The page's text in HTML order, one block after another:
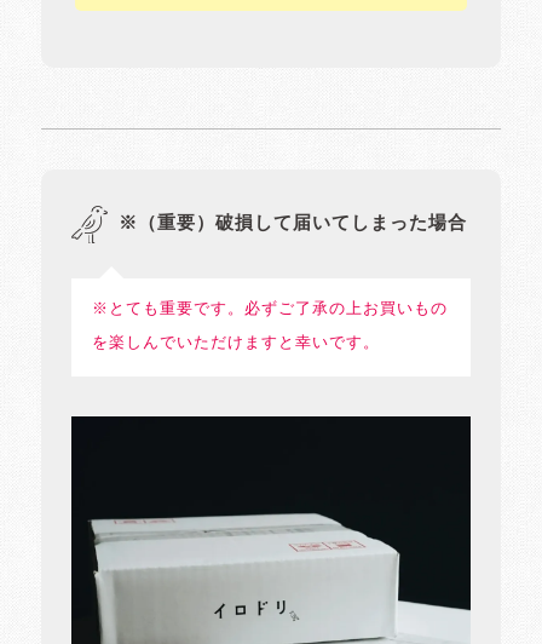
※（重要）破損して届いてしまった場合
※とても重要です。必ずご了承の上お買いもの
を楽しんでいただけますと幸いです。